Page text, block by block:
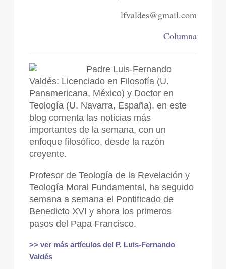
lfvaldes@gmail.com
Columna
Padre Luis-Fernando
Valdés: Licenciado en Filosofía (U.
Panamericana, México) y Doctor en
Teología (U. Navarra, España), en este
blog comenta las noticias más
importantes de la semana, con un
enfoque filosófico, desde la razón
creyente.
Profesor de Teología de la Revelación y
Teología Moral Fundamental, ha seguido
semana a semana el Pontificado de
Benedicto XVI y ahora los primeros
pasos del Papa Francisco.
>> ver más artículos del P. Luis-Fernando
Valdés